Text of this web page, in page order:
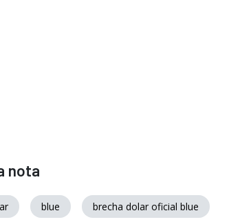
nota
blue brecha dolar oficial blue